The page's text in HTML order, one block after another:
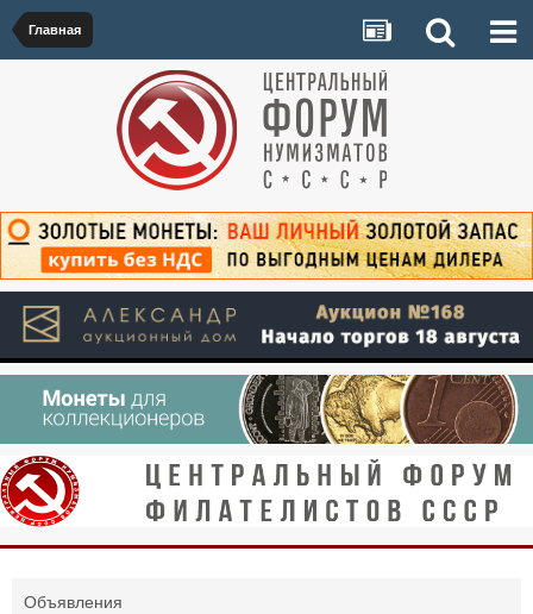
Главная
Объявления